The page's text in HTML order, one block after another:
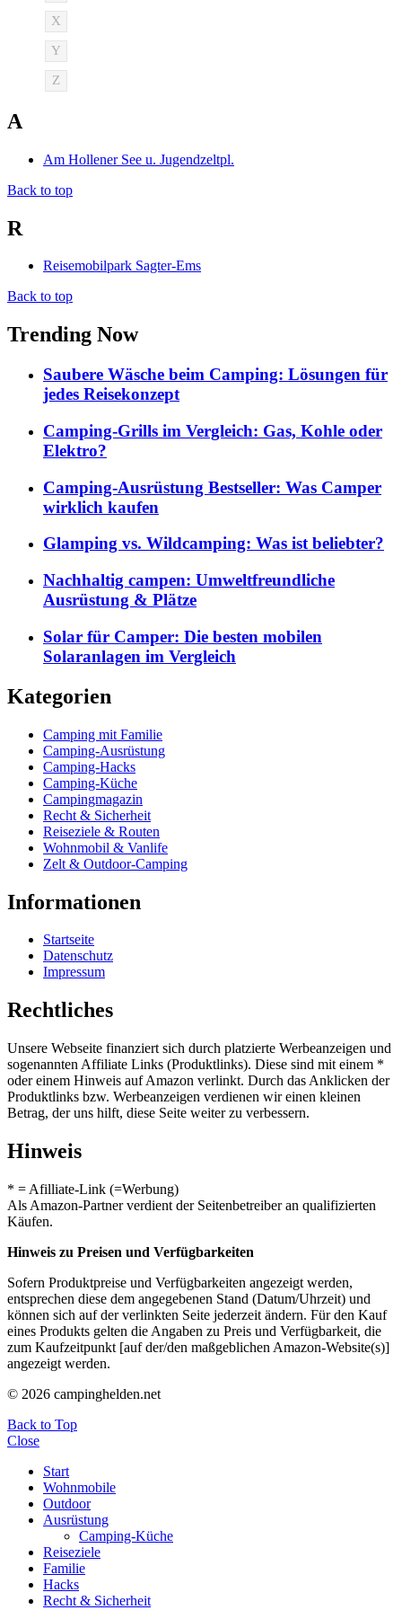
X
Y
Z
A
Am Hollener See u. Jugendzeltpl.
Back to top
R
Reisemobilpark Sagter-Ems
Back to top
Trending Now
Saubere Wäsche beim Camping: Lösungen für
jedes Reisekonzept
Camping-Grills im Vergleich: Gas, Kohle oder
Elektro?
Camping-Ausrüstung Bestseller: Was Camper
wirklich kaufen
Glamping vs. Wildcamping: Was ist beliebter?
Nachhaltig campen: Umweltfreundliche
Ausrüstung & Plätze
Solar für Camper: Die besten mobilen
Solaranlagen im Vergleich
Kategorien
Camping mit Familie
Camping-Ausrüstung
Camping-Hacks
Camping-Küche
Campingmagazin
Recht & Sicherheit
Reiseziele & Routen
Wohnmobil & Vanlife
Zelt & Outdoor-Camping
Informationen
Startseite
Datenschutz
Impressum
Rechtliches
Unsere Webseite finanziert sich durch platzierte Werbeanzeigen und
sogenannten Affiliate Links (Produktlinks). Diese sind mit einem *
oder einem Hinweis auf Amazon verlinkt. Durch das Anklicken der
Produktlinks bzw. Werbeanzeigen verdienen wir einen kleinen
Betrag, der uns hilft, diese Seite weiter zu verbessern.
Hinweis
* = Afilliate-Link (=Werbung)
Als Amazon-Partner verdient der Seitenbetreiber an qualifizierten
Käufen.
Hinweis zu Preisen und Verfügbarkeiten
Sofern Produktpreise und Verfügbarkeiten angezeigt werden,
entsprechen diese dem angegebenen Stand (Datum/Uhrzeit) und
können sich auf der verlinkten Seite jederzeit ändern. Für den Kauf
eines Produkts gelten die Angaben zu Preis und Verfügbarkeit, die
zum Kaufzeitpunkt [auf der/den maßgeblichen Amazon-Website(s)]
angezeigt werden.
© 2026 campinghelden.net
Back to Top
Close
Start
Wohnmobile
Outdoor
Ausrüstung
Camping-Küche
Reiseziele
Familie
Hacks
Recht & Sicherheit